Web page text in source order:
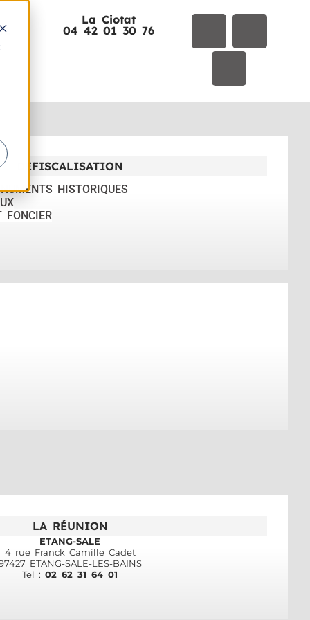
La Ciotat
04 42 01 30 76
DÉFISCALISATION
HISTORIQUES
FONCIER
LA RÉUNION
ETANG-SALE
4 rue Franck Camille Cadet
ETANG-SALE-LES-BAINS
Tel : 02 62 31 64 01